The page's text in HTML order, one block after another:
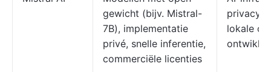
gewicht (bijv. Mistral-
7B), implementatie
privé, snelle inferentie,
commerciële licenties
lokale of